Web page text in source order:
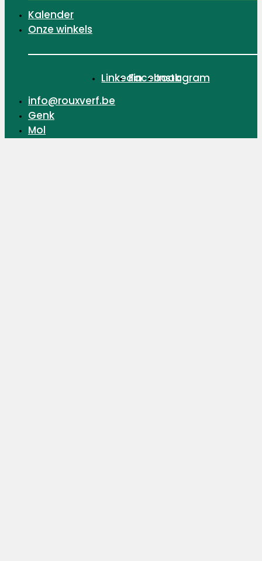
Kalender
Onze winkels
LinkedinFacebookInstagram
info@rouxverf.be
Genk
Mol